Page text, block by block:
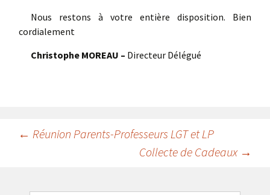
Nous restons à votre entière disposition. Bien
cordialement
Christophe MOREAU – Directeur Délégué
Navigation
← Réunion Parents-Professeurs LGT et LP
Collecte de Cadeaux →